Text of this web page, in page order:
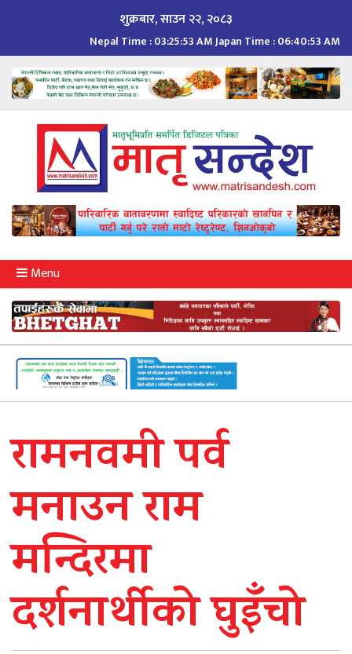
शुक्रबार, साउन २२, २०८३
Nepal Time :03:25:54 AMJapan Time :06:40:54 AM
Menu
रामनवमी पर्व
मनाउन राम
मन्दिरमा
दर्शनार्थीको घुइँचो